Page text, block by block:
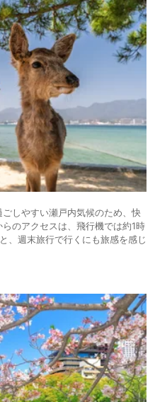
しやすい瀬戸内気候のため、快
のアクセスは、飛行機では約1時
、週末旅行で行くにも旅感を感じ